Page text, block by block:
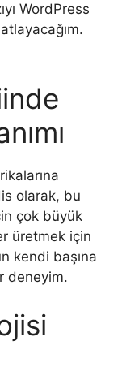
WordPress
olarak, bu
çok büyük
üretmek için
kendi başına
deneyim.